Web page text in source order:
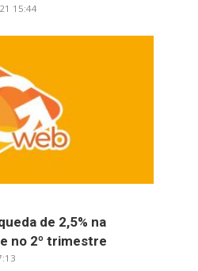
15:44
de 2,5% na
no 2º trimestre